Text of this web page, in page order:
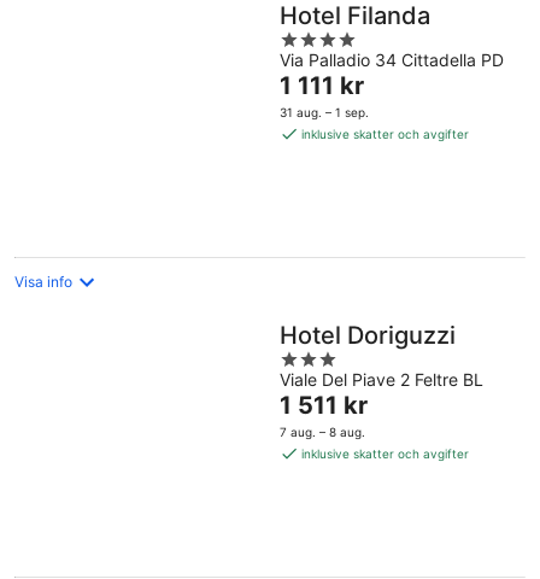
Hotel Filanda
4
out
of
5
Via Palladio 34 Cittadella PD
Priset
är
1 111 kr
1 111 kr
31 aug. – 1 sep.
inklusive skatter och avgifter
Visa info
Hotel Doriguzzi
3
out
of
5
Viale Del Piave 2 Feltre BL
Priset
är
1 511 kr
1 511 kr
7 aug. – 8 aug.
inklusive skatter och avgifter